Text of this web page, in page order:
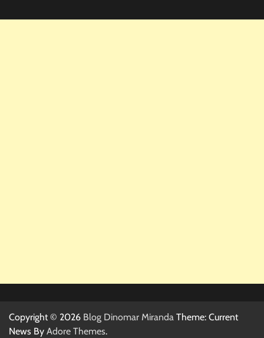
Copyright © 2026 Blog Dinomar Miranda Theme: Current
News By Adore Themes.